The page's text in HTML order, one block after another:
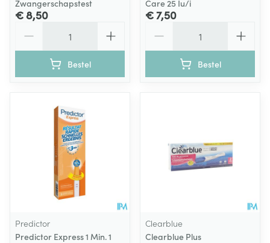
Zwangerschapstest
€ 8,50
Bestel
Care 25 Iu/i
€ 7,50
Bestel
Predictor
Predictor Express 1 Min. 1
Clearblue
Clearblue Plus